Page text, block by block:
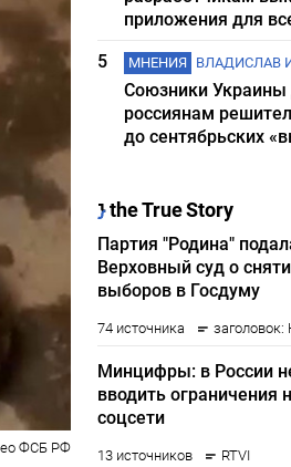
ФСБ РФ
приложения для
5
МНЕНИЯ ВЛАДИСЛАВ
Союзники
россиянам
до сентябрьских